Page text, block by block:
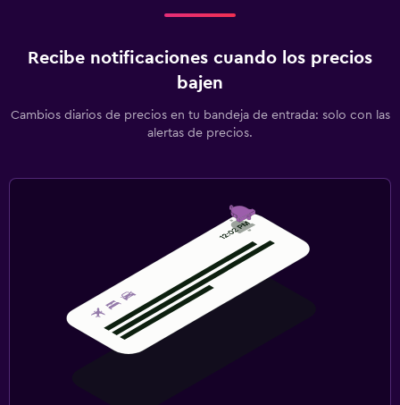
Recibe notificaciones cuando los precios
bajen
Cambios diarios de precios en tu bandeja de entrada: solo con las
alertas de precios.